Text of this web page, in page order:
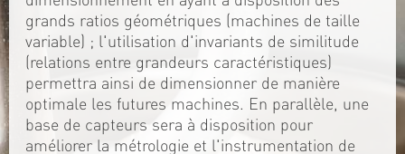
grands ratios géométriques (machines de taille
variable) ; l'utilisation d'invariants de similitude
(relations entre grandeurs caractéristiques)
permettra ainsi de dimensionner de manière
optimale les futures machines. En parallèle, une
base de capteurs sera à disposition pour
améliorer la métrologie et l'instrumentation de